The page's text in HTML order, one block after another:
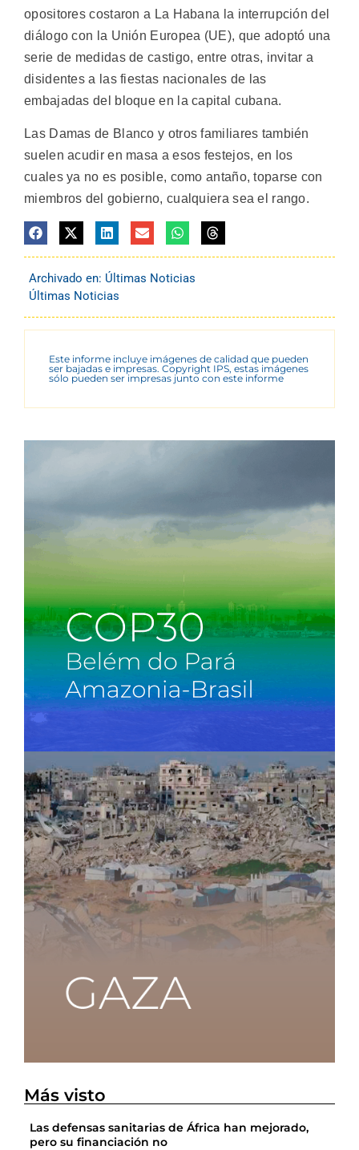
opositores costaron a La Habana la interrupción del
diálogo con la Unión Europea (UE), que adoptó una
serie de medidas de castigo, entre otras, invitar a
disidentes a las fiestas nacionales de las
embajadas del bloque en la capital cubana.
Las Damas de Blanco y otros familiares también
suelen acudir en masa a esos festejos, en los
cuales ya no es posible, como antaño, toparse con
miembros del gobierno, cualquiera sea el rango.
Archivado en: Últimas Noticias
Últimas Noticias
Este informe incluye imágenes de calidad que pueden
ser bajadas e impresas. Copyright IPS, estas imágenes
sólo pueden ser impresas junto con este informe
Más visto
Las defensas sanitarias de África han mejorado,
pero su financiación no